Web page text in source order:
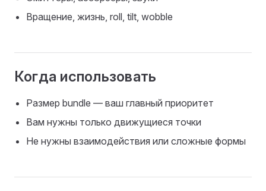
Вращение, жизнь, roll, tilt, wobble
Когда использовать
Размер bundle — ваш главный приоритет
Вам нужны только движущиеся точки
Не нужны взаимодействия или сложные формы